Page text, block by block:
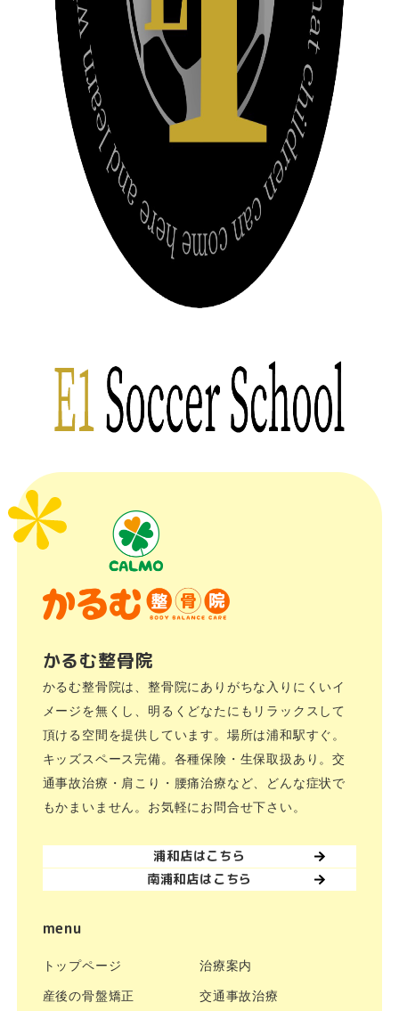
かるむ整骨院
かるむ整骨院は、整骨院にありがちな入りにくいイ
メージを無くし、明るくどなたにもリラックスして
頂ける空間を提供しています。場所は浦和駅すぐ。
キッズスペース完備。各種保険・生保取扱あり。交
通事故治療・肩こり・腰痛治療など、どんな症状で
もかまいません。お気軽にお問合せ下さい。
浦和店はこちら
南浦和店はこちら
menu
トップページ
産後の骨盤矯正
治療案内
交通事故治療